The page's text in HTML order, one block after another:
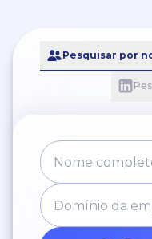
Pesquisar por